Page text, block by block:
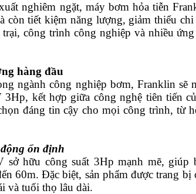
nghiêm ngặt, máy bơm hỏa tiễn
còn tiết kiệm năng lượng, giảm thiểu
công trình công nghiệp và nhiều
hàng đầu
ngành công nghiệp bơm, Franklin sẽ
3Hp, kết hợp giữa công nghệ tiên tiến
đáng tin cậy cho mọi công trình, từ
ổn định
sở hữu công suất 3Hp mạnh mẽ,
60m. Đặc biệt, sản phẩm được trang
và tuổi thọ lâu dài.